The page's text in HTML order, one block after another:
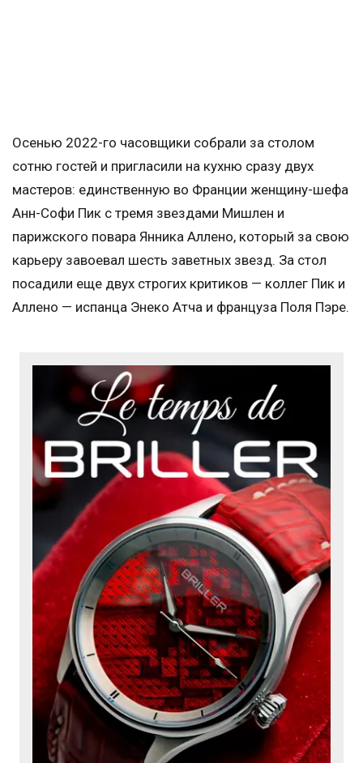
Осенью 2022-го часовщики собрали за столом
сотню гостей и пригласили на кухню сразу двух
мастеров: единственную во Франции женщину-шефа
Анн-Софи Пик с тремя звездами Мишлен и
парижского повара Янника Аллено, который за свою
карьеру завоевал шесть заветных звезд. За стол
посадили еще двух строгих критиков — коллег Пик и
Аллено — испанца Энеко Атча и француза Поля Пэре.